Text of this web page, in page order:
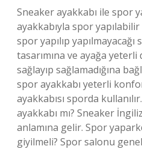
Sneaker ayakkabı ile spor
ayakkabıyla spor
spor yapılıp yapılmayacağı
tasarımına ve ayağa
sağlayıp sağlamadığına
spor ayakkabı yeterli
ayakkabısı sporda
ayakkabı mı? Sneaker
anlamına gelir. Spor
giyilmeli? Spor salonu